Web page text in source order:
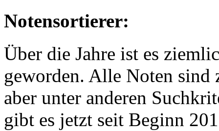
Notensortierer:
Über die Jahre ist es
geworden. Alle Noten
aber unter anderen
gibt es jetzt seit Beginn